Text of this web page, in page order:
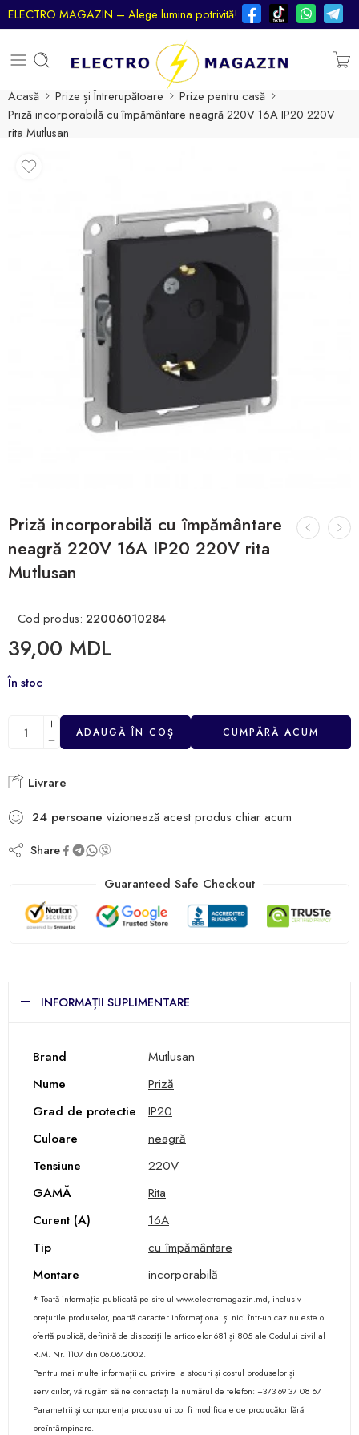
ELECTRO MAGAZIN – Alege lumina potrivită!
Acasă Prize și Întrerupătoare
Prize pentru casă
Priză incorporabilă cu împământare neagră 220V 16A IP20 220V
rita Mutlusan
Priză incorporabilă cu împământare
neagră 220V 16A IP20 220V rita
Mutlusan
Cod produs: 22006010284
39,00 MDL
În stoc
ADAUGĂ ÎN COȘ CUMPĂRĂ ACUM
Livrare
24 persoane vizionează acest produs chiar acum
Share
Guaranteed Safe Checkout
INFORMAȚII SUPLIMENTARE
Brand
Mutlusan
Nume
Priză
Grad de protectie
IP20
Culoare
neagră
Tensiune
220V
GAMĂ
Rita
Curent (A)
16A
Tip
cu împământare
Montare
incorporabilă
* Toată informația publicată pe site-ul www.electromagazin.md, inclusiv
prețurile produselor, poartă caracter informațional și nici într-un caz nu este o
ofertă publică, definită de dispozițiile articolelor 681 și 805 ale Codului civil al
R.M. Nr. 1107 din 06.06.2002.
Pentru mai multe informații cu privire la stocuri și costul produselor și
serviciilor, vă rugăm să ne contactați la numărul de telefon: +373 69 37 08 67
Parametrii și componența produsului pot fi modificate de producător fără
preîntâmpinare.